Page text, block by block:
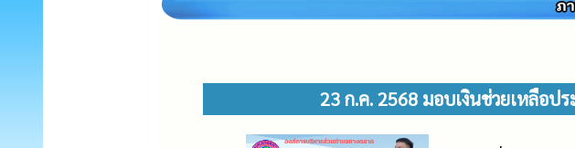
23 ก.ค. 2568 มอบเงินช่วยเหลือ